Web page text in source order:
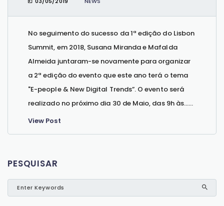
No seguimento do sucesso da 1ª edição do Lisbon
Summit, em 2018, Susana Miranda e Mafalda
Almeida juntaram-se novamente para organizar
a 2ª edição do evento que este ano terá o tema
"E-people & New Digital Trends”. O evento será
realizado no próximo dia 30 de Maio, das 9h às…...
View Post
PESQUISAR